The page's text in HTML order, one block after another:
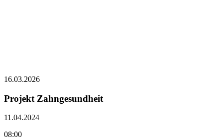
16.03.2026
Projekt Zahngesundheit
11.04.2024
08:00